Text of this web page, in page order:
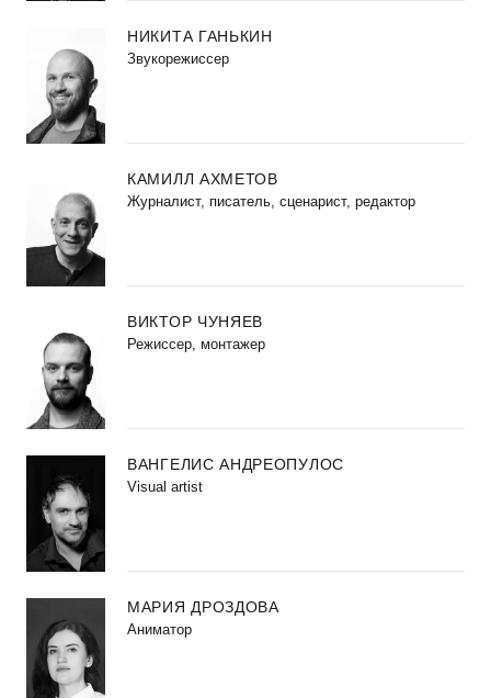
НИКИТА ГАНЬКИН
Звукорежиссер
КАМИЛЛ АХМЕТОВ
Журналист, писатель, сценарист, редактор
ВИКТОР ЧУНЯЕВ
Режиссер, монтажер
ВАНГЕЛИС АНДРЕОПУЛОС
Visual artist
МАРИЯ ДРОЗДОВА
Аниматор